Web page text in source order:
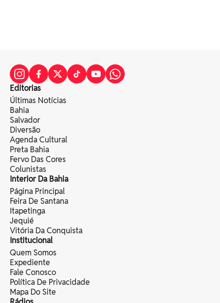
Editorias
Últimas Notícias
Bahia
Salvador
Diversão
Agenda Cultural
Preta Bahia
Fervo Das Cores
Colunistas
Interior Da Bahia
Página Principal
Feira De Santana
Itapetinga
Jequié
Vitória Da Conquista
Institucional
Quem Somos
Expediente
Fale Conosco
Política De Privacidade
Mapa Do Site